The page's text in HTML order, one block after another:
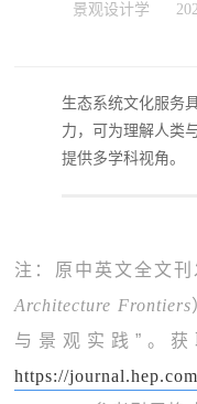
景观设计学
生态系统文化服务
力，可为理解人类
提供多学科视角。
注：原中英文全文
Architecture Frontiers
与景观实践”。
https://